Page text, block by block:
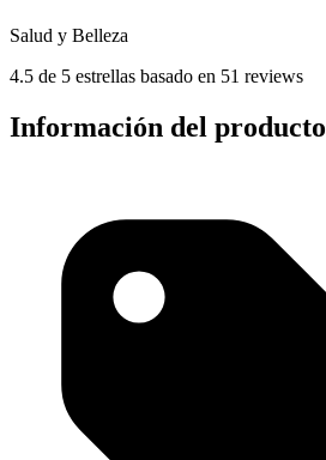
Salud y Belleza
4.5 de 5 estrellas basado en 51 reviews
Información del producto